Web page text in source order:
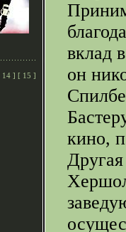
14 ] [ 15 ]
вклад
он
кино,